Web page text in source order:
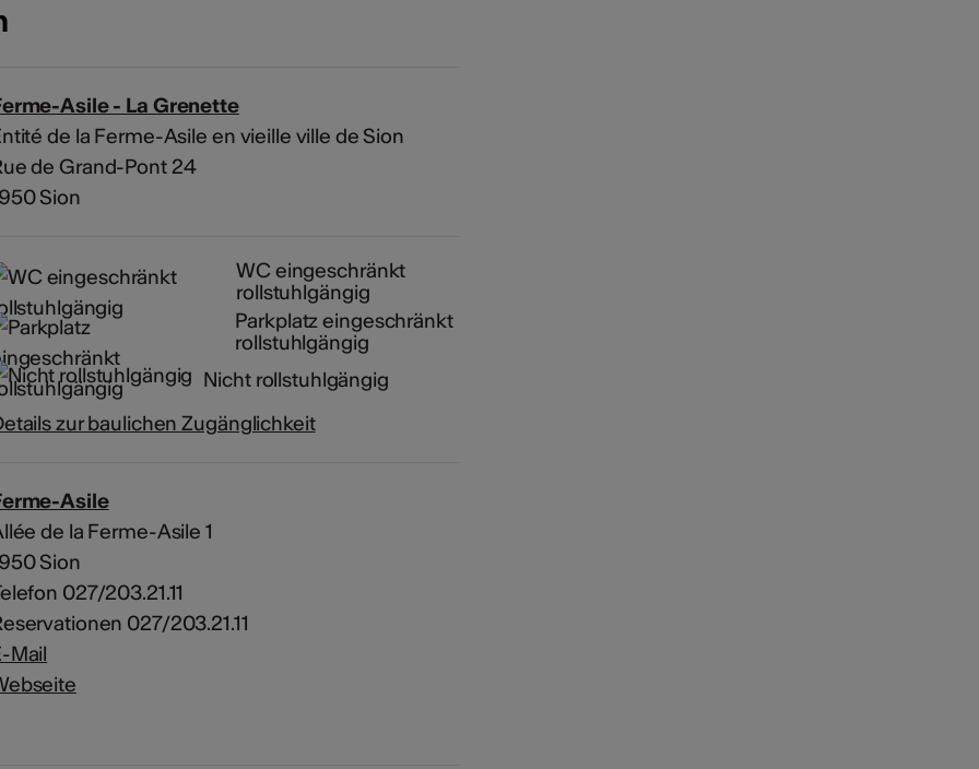
Asile - La Grenette
de la Ferme-Asile en vieille ville de Sion
de Grand-Pont 24
Sion
WC eingeschränkt
rollstuhlgängig
Parkplatz eingeschränkt
rollstuhlgängig
Nicht rollstuhlgängig
zur baulichen Zugänglichkeit
Asile
de la Ferme-Asile 1
Sion
027/203.21.11
027/203.21.11
Mail